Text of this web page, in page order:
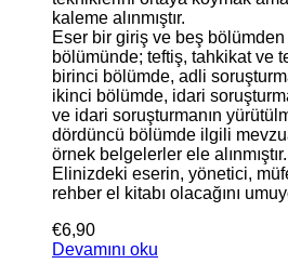
kaleme alınmıştır.
Eser bir giriş ve beş bölümden
bölümünde; teftiş, tahkikat ve
birinci bölümde, adli
ikinci bölümde, idari
ve idari soruşturmanın
dördüncü bölümde ilgili
örnek belgelerler ele alınmıştır.
Elinizdeki eserin, yönetici,
rehber el kitabı olacağını
€6,90
Devamını oku